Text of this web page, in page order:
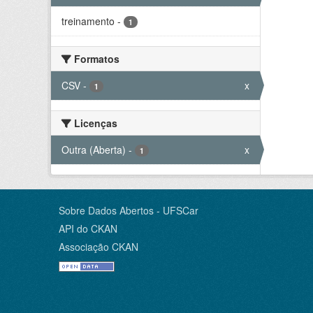
treinamento - 1
Formatos
CSV - 1 x
Licenças
Outra (Aberta) - 1 x
Sobre Dados Abertos - UFSCar
API do CKAN
Associação CKAN